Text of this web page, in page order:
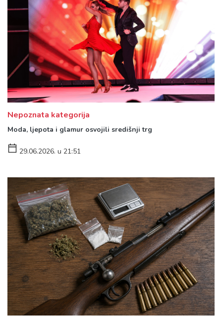
Nepoznata kategorija
Moda, ljepota i glamur osvojili središnji trg
29.06.2026. u 21:51